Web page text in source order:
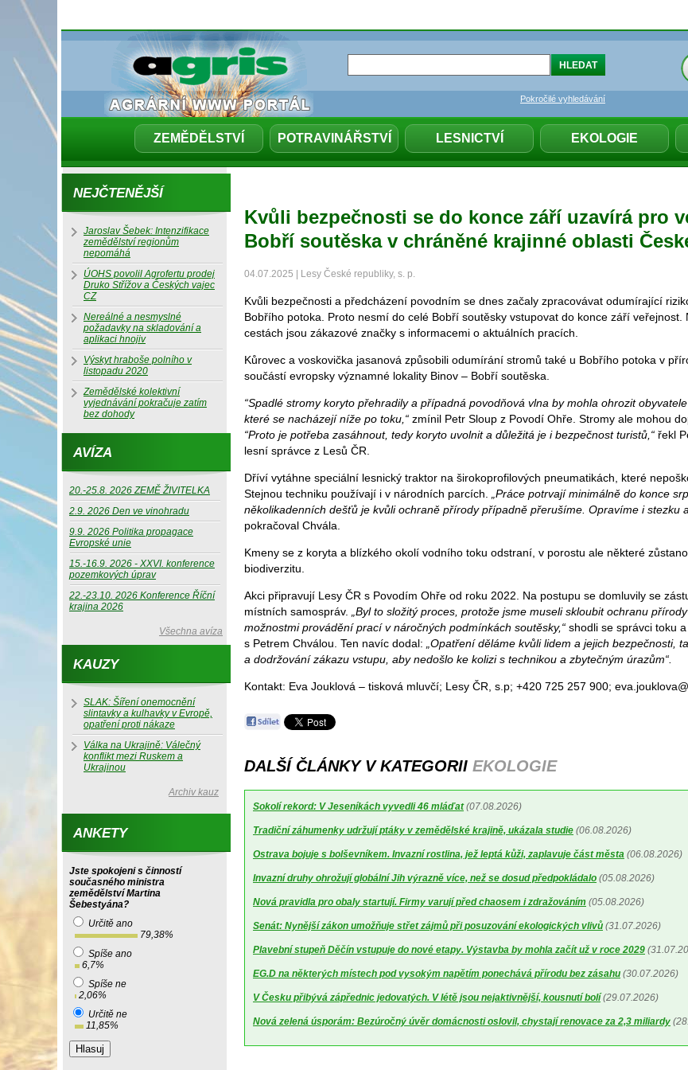
ZEMĚDĚLSTVÍ POTRAVINÁŘSTVÍ LESNICTVÍ EKOLOGIE
Pokročilé vyhledávání
Kvůli bezpečnosti se do konce září uzavírá pro
Bobří soutěska v chráněné krajinné oblasti
04.07.2025 | Lesy České republiky, s. p.
Kvůli bezpečnosti a předcházení povodním se dnes začaly zpracovávat odumírající
Bobřího potoka. Proto nesmí do celé Bobří soutěsky vstupovat do konce září veřejnost.
cestách jsou zákazové značky s informacemi o aktuálních pracích.
Kůrovec a voskovička jasanová způsobili odumírání stromů také u Bobřího potoka v
součástí evropsky významné lokality Binov – Bobří soutěska.
“Spadlé stromy koryto přehradily a případná povodňová vlna by mohla ohrozit
které se nacházejí níže po toku,“ zmínil Petr Sloup z Povodí Ohře. Stromy ale mohou
“Proto je potřeba zasáhnout, tedy koryto uvolnit a důležitá je i bezpečnost turistů,“ řekl
lesní správce z Lesů ČR.
Dříví vytáhne speciální lesnický traktor na širokoprofilových pneumatikách, které
Stejnou techniku používají i v národních parcích.
„Práce potrvají minimálně do konce
několikadenních dešťů je kvůli ochraně přírody případně přerušíme. Opravíme i stezku
pokračoval Chvála.
Kmeny se z koryta a blízkého okolí vodního toku odstraní, v porostu ale některé
biodiverzitu.
Akci připravují Lesy ČR s Povodím Ohře od roku 2022. Na postupu se domluvily se
místních samospráv.
„Byl to složitý proces, protože jsme museli skloubit ochranu
možnostmi provádění prací v náročných podmínkách soutěsky,“ shodli se správci toku
s Petrem Chválou. Ten navíc dodal:
„Opatření děláme kvůli lidem a jejich bezpečnosti,
a dodržování zákazu vstupu, aby nedošlo ke kolizi s technikou a zbytečným úrazům“.
Kontakt: Eva Jouklová – tisková mluvčí; Lesy ČR, s.p; +420 725 257 900;
DALŠÍ ČLÁNKY V KATEGORII EKOLOGIE
Sokolí rekord: V Jeseníkách vyvedli 46 mláďat(07.08.2026)
Tradiční záhumenky udržují ptáky v zemědělské krajině, ukázala studie (06.08.2026)
Ostrava bojuje s bolševníkem. Invazní rostlina, jež leptá kůži, zaplavuje část města (06.08.2026)
Invazní druhy ohrožují globální Jih výrazně více, než se dosud předpokládalo (05.08.2026)
Nová pravidla pro obaly startují. Firmy varují před chaosem i zdražováním (05.08.2026)
Senát: Nynější zákon umožňuje střet zájmů při posuzování ekologických vlivů (31.07.2026)
Plavební stupeň Děčín vstupuje do nové etapy. Výstavba by mohla začít už v roce 2029
EG.D na některých místech pod vysokým napětím ponechává přírodu bez zásahu (30.07.2026)
V Česku přibývá zápřednic jedovatých. V létě jsou nejaktivnější, kousnutí bolí(29.07.2026)
Nová zelená úsporám: Bezúročný úvěr domácnosti oslovil, chystají renovace za 2,3 miliardy
NEJČTENĚJŠÍ
Jaroslav Šebek: Intenzifikace
zemědělství regionům
nepomáhá
ÚOHS povolil Agrofertu prodej
Druko Střížov a Českých vajec
CZ
Nereálné a nesmyslné
požadavky na skladování a
aplikaci hnojiv
Výskyt hraboše polního v
listopadu 2020
Zemědělské kolektivní
vyjednávání pokračuje zatím
bez dohody
AVÍZA
20.-25.8. 2026 ZEMĚ ŽIVITELKA
2.9. 2026 Den ve vinohradu
9.9. 2026 Politika propagace
Evropské unie
15.-16.9. 2026 - XXVI. konference
pozemkových úprav
22.-23.10. 2026 Konference Říční
krajina 2026
Všechna avíza
KAUZY
SLAK: Šíření onemocnění
slintavky a kulhavky v Evropě,
opatření proti nákaze
Válka na Ukrajině: Válečný
konflikt mezi Ruskem a
Ukrajinou
Archiv kauz
ANKETY
Jste spokojeni s činností
současného ministra
zemědělství Martina
Šebestyána?
Určitě ano
79,38%
Spíše ano
6,7%
Spíše ne
2,06%
Určitě ne
11,85%